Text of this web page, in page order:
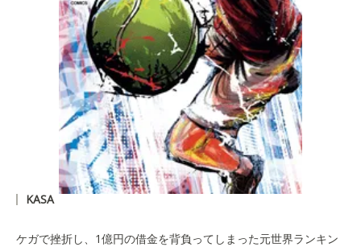
KASA
ケガで挫折し、1億円の借金を背負ってしまった元世界ランキン